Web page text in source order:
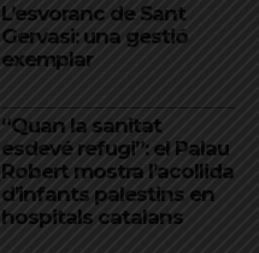
L’esvoranc de Sant
Gervasi: una gestió
exemplar
“Quan la sanitat
esdevé refugi”: el Palau
Robert mostra l’acollida
d’infants palestins en
hospitals catalans